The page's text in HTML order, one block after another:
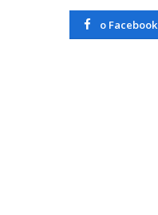
o Facebook